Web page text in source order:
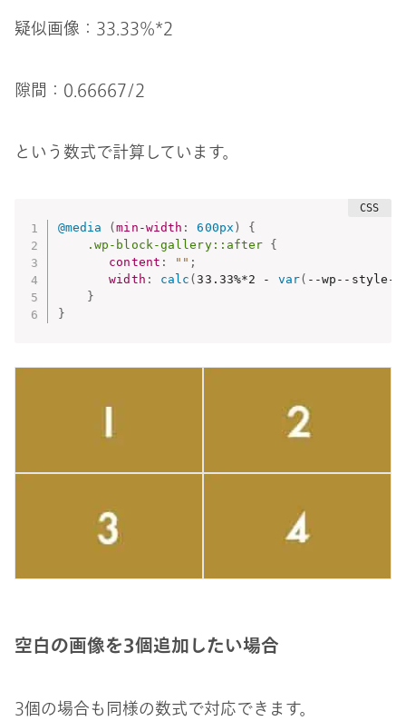
疑似画像：33.33%*2
隙間：0.66667/2
という数式で計算しています。
@media (min-width : 600px )
{
.wp-block-gallery::after {
content : "" ;
width : calc (33.33%*2 - var( --wp--style--
}
}
空白の画像を3個追加したい場合
3個の場合も同様の数式で対応できます。